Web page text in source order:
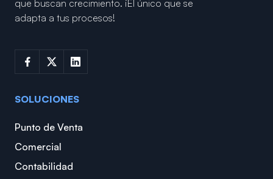
que buscan crecimiento. ¡El único que se
adapta a tus procesos!
SOLUCIONES
Punto de Venta
Comercial
Contabilidad